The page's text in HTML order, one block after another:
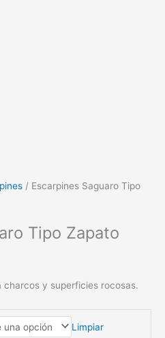
/ Escarpines Saguaro Tipo
Tipo Zapato
charcos y superficies rocosas.
Limpiar